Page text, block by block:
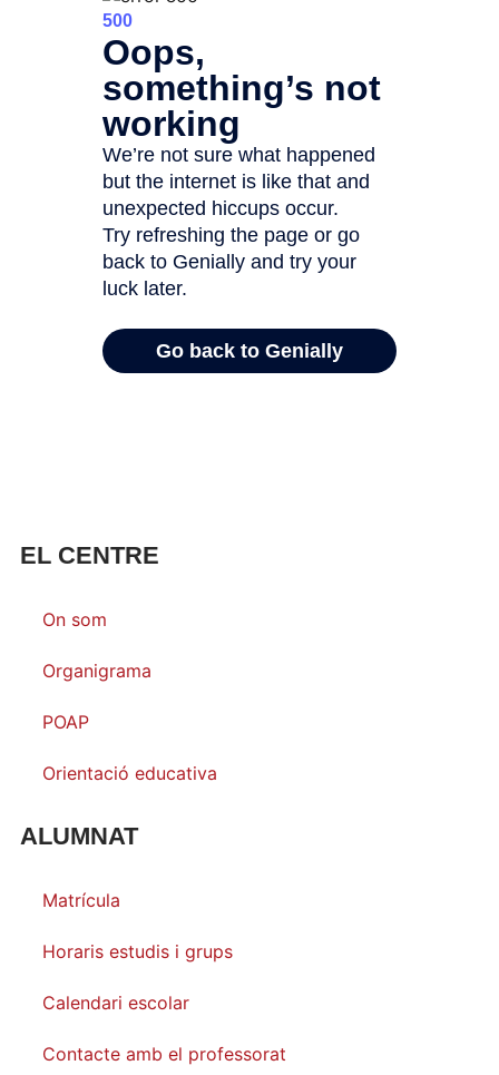
EL CENTRE
On som
Organigrama
POAP
Orientació educativa
ALUMNAT
Matrícula
Horaris estudis i grups
Calendari escolar
Contacte amb el professorat